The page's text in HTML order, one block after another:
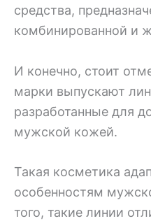
средства,
комбинированной и
И конечно, стоит
марки выпускают
разработанные для
мужской кожей.
Такая косметика
особенностям
того, такие линии